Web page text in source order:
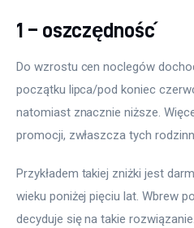
1 – oszczędność
Do wzrostu cen noclegów
początku lipca/pod koniec
natomiast znacznie niższe.
promocji, zwłaszcza tych
Przykładem takiej zniżki jest
wieku poniżej pięciu lat. Wbrew
decyduje się na takie rozwiązanie.